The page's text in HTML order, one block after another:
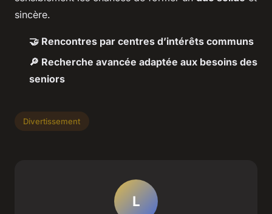
sincère.
🤝 Rencontres par centres d’intérêts communs
🔎 Recherche avancée adaptée aux besoins des
seniors
Divertissement
L